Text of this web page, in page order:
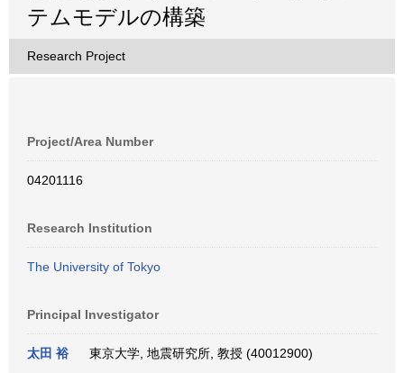
テムモデルの構築
Research Project
Project/Area Number
04201116
Research Institution
The University of Tokyo
Principal Investigator
太田 裕 東京大学, 地震研究所, 教授 (40012900)